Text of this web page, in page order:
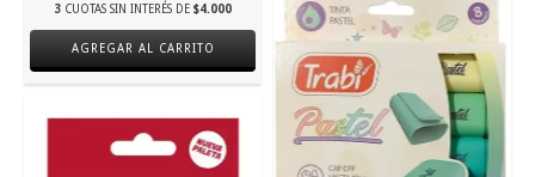
3 CUOTAS SIN INTERÉS DE $4.000